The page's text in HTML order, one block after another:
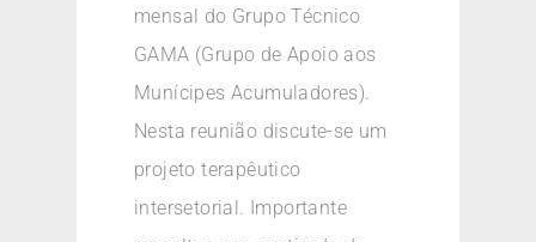
mensal do Grupo Técnico
GAMA (Grupo de Apoio aos
Munícipes Acumuladores).
Nesta reunião discute-se um
projeto terapêutico
intersetorial. Importante